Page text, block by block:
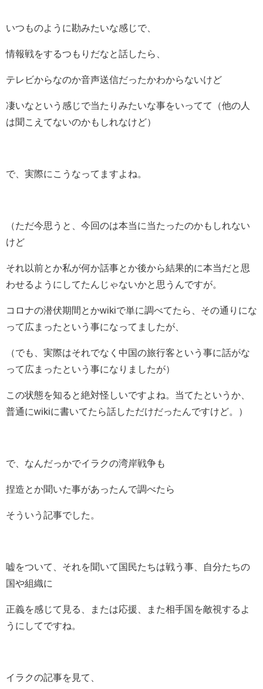
いつものように勘みたいな感じで、
情報戦をするつもりだなと話したら、
テレビからなのか音声送信だったかわからないけど
凄いなという感じで当たりみたいな事をいってて（他の人
は聞こえてないのかもしれなけど）
で、実際にこうなってますよね。
（ただ今思うと、今回のは本当に当たったのかもしれない
けど
それ以前とか私が何か話事とか後から結果的に本当だと思
わせるようにしてたんじゃないかと思うんですが。
コロナの潜伏期間とかwikiで単に調べてたら、その通りにな
って広まったという事になってましたが、
（でも、実際はそれでなく中国の旅行客という事に話がな
って広まったという事になりましたが）
この状態を知ると絶対怪しいですよね。当てたというか、
普通にwikiに書いてたら話しただけだったんですけど。）
で、なんだっかでイラクの湾岸戦争も
捏造とか聞いた事があったんで調べたら
そういう記事でした。
嘘をついて、それを聞いて国民たちは戦う事、自分たちの
国や組織に
正義を感じて見る、または応援、また相手国を敵視するよ
うにしてですね。
イラクの記事を見て、